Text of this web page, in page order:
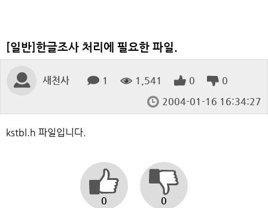
[일반]한글조사 처리에 필요한 파일.
새천사 1 1,541 0
0
2004-01-16 16:34:27
kstbl.h 파일입니다.
0 0